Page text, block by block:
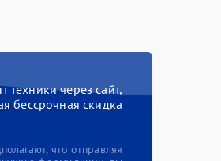
через сайт,
бессрочная скидка
что отправляя